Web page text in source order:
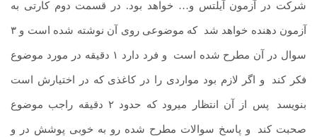
شرکت در آزمون آیلتس و… خواهد بود. در قسمت دوم کارتی به
آزمون دهنده خواهد شد که موضوعی روی آن نوشته شده است و ۳
سوال در آن مطرح شده است و فرد دارد ۱ دقیقه در مورد موضوع
فکر کند و اگر لازم بود مواردی را در کاغذی که در اختیارش است
بنویسد پس از آن انتظار میرود که حدود ۲ دقیقه راجب موضوع
صحبت کند و پاسخ سوالات مطرح شده رو به خوبی پوشش در و